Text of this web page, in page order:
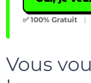
✅ 100% Gratuit |
Vous